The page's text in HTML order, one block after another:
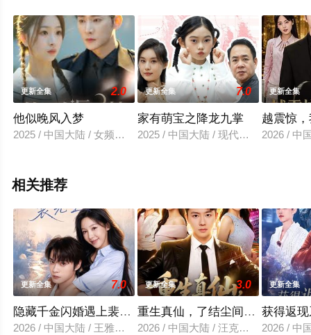
更新全集 2.0
他似晚风入梦
2025 / 中国大陆 / 女频恋爱
更新全集 7.0
家有萌宝之降龙九掌
2025 / 中国大陆 / 现代都市
更新全集
越震惊
2026 / 中
相关推荐
更新全集 7.0
隐藏千金闪婚遇上裴先生
2026 / 中国大陆 / 王雅清＆朱城玮
更新全集 3.0
重生真仙，了结尘间恩怨
2026 / 中国大陆 / 汪克强＆田诗园
更新全集
获得返
2026 / 中